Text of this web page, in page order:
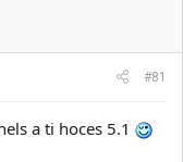
#81
a ti hoces 5.1